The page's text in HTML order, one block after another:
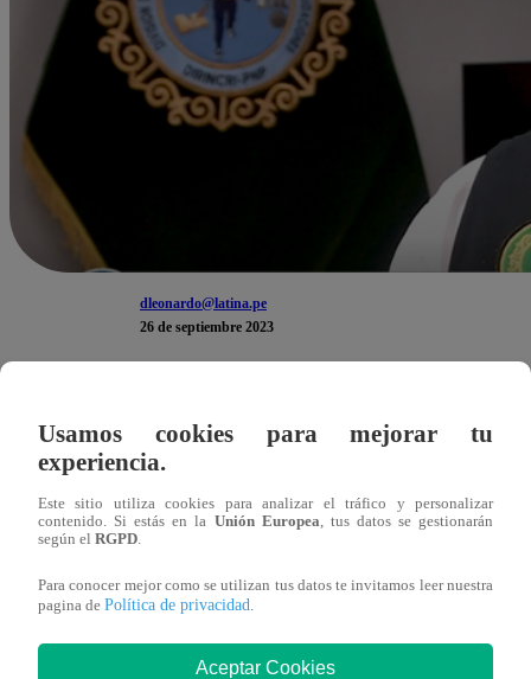
dleonardo@latina.pe
26 de septiembre 2023
Antártida: ¿El fin del continente blanco?”. Para traer
del Polo Sur, un equipo de noticias participó durante 60
peruana “Machu Picchu” en el continente antártico.
periodista Jose Vásquez.
¿Qué novedades verán los
Usamos cookies para mejorar tu
experiencia.
Este sitio utiliza cookies para analizar el tráfico y personalizar
contenido. Si estás en la Unión Europea, tus datos se gestionarán
según el RGPD.
Para conocer mejor como se utilizan tus datos te invitamos leer nuestra
pagina de Política de privacidad.
Aceptar Cookies